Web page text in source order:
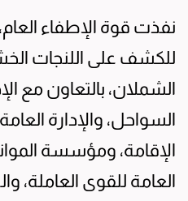
نفذت قوة الإطفاء
للكشف على اللنجات
الشملان، بالتعاون مع
السواحل، والإدارة
الإقامة، ومؤسسة
العامة للقوى العاملة،